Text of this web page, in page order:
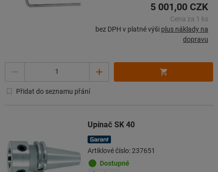
5 001,00 CZK
Cena za 1 ks
bez DPH v platné výši plus náklady na
dopravu
Přidat do seznamu přání
Upínač SK 40
Artiklové číslo: 237651
Dostupné